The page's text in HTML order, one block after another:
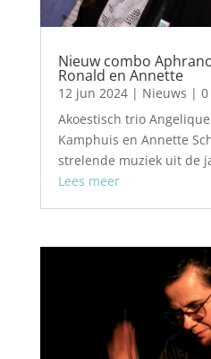
Nieuw combo
Ronald en Annette
12 jun 2024| Nieuws | 0
Akoestisch trio
Kamphuis en Annette
strelende muziek uit de
Lees meer